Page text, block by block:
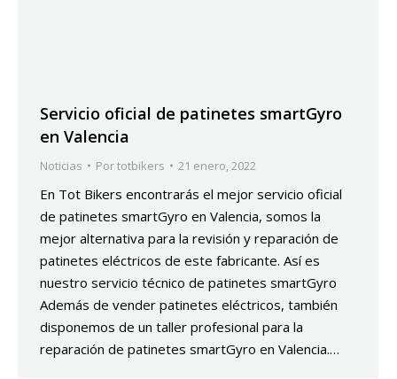
Servicio oficial de patinetes smartGyro
en Valencia
Noticias Portotbikers 21 enero, 2022
En Tot Bikers encontrarás el mejor servicio oficial
de patinetes smartGyro en Valencia, somos la
mejor alternativa para la revisión y reparación de
patinetes eléctricos de este fabricante. Así es
nuestro servicio técnico de patinetes smartGyro
Además de vender patinetes eléctricos, también
disponemos de un taller profesional para la
reparación de patinetes smartGyro en Valencia.…